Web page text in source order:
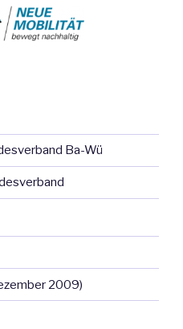
Ba-Wü
2009)